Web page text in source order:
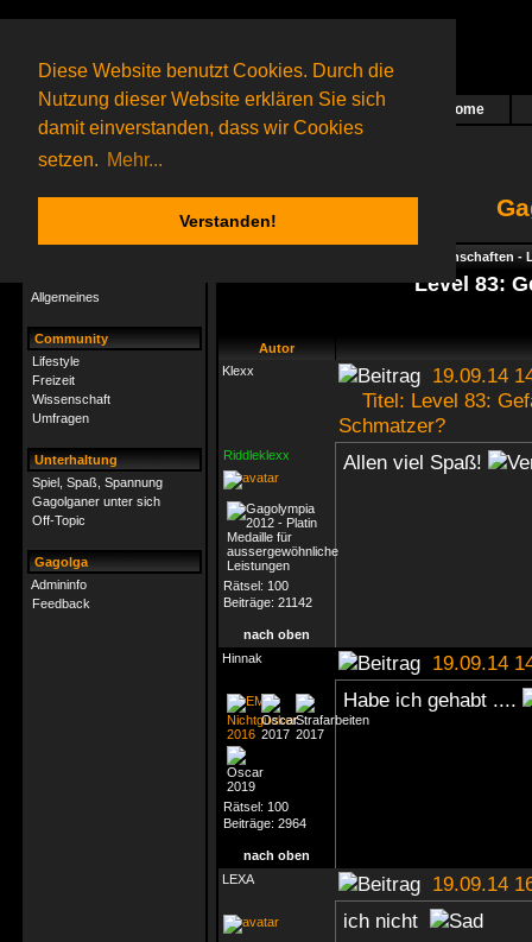
Diese Website benutzt Cookies. Durch die
Nutzung dieser Website erklären Sie sich
damit einverstanden, dass wir Cookies
setzen. Mehr...
Verstanden!
Das nächste Rätsel ist in Arbeit Home
206 Gagolganeronline(1 registrierter und 205 Gäste)
Gagolganer:
9732Rätsel online:
Allgemeines
Community
Lifestyle
Freizeit
Wissenschaft
Umfragen
Unterhaltung
Spiel, Spaß, Spannung
Gagolganer unter sich
Off-Topic
Gagolga
Admininfo
Feedback
Geisteswissenschaften -
Level 83:
Autor
Klexx
19.09.14
Titel: Level 83:
Schmatzer?
Riddleklexx
Rätsel: 100
Beiträge: 21142
Allen viel Spaß!
nach oben
Hinnak
19.09.14
Rätsel: 100
Beiträge: 2964
Habe ich gehabt ....
nach oben
LEXA
19.09.14
ich nicht